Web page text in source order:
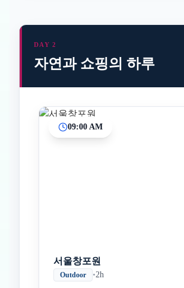
DAY 2
자연과 쇼핑의 하루
09:00 AM
서울창포원
Outdoor •2h